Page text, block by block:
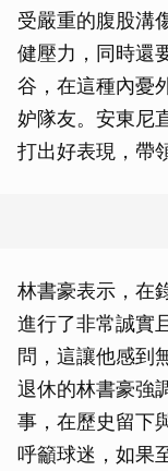
受嚴重的腹股溝
健壓力，同時還
谷，在這種內憂
妒隊友。安東尼
打出好表現，帶
林書豪表示，在
進行了非常誠實
問，這讓他感到
退休的林書豪強
事，在歷史留下
呼籲球迷，如果